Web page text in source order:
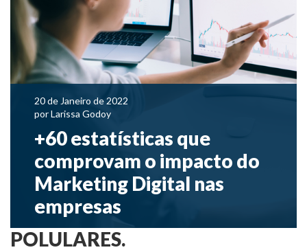
20 de Janeiro de 2022
porLarissa Godoy
+60 estatísticas que
comprovam o impacto do
Marketing Digital nas
empresas
POLULARES.